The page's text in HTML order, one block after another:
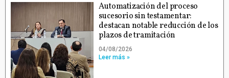
Automatización del proceso
sucesorio sin testamentar:
destacan notable reducción de los
plazos de tramitación
04/08/2026
Leer más »